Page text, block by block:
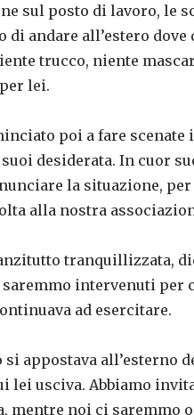
sul posto di lavoro, le
di andare all’estero
trucco, niente
lei.
poi a fare
desiderata. In cuor
la situazione,
alla nostra
tranquillizzata,
saremmo intervenuti
ad esercitare.
si appostava all’esterno
lei usciva. Abbiamo
mentre noi ci saremmo